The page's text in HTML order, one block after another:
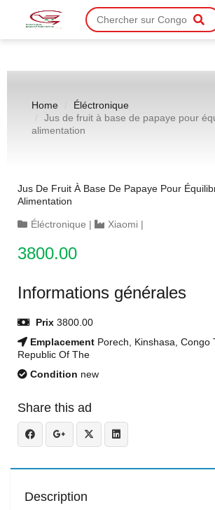
Home
Éléctronique
Jus de fruit à base de papaye pour
alimentation
Jus De Fruit À Base De Papaye Pour
Alimentation
Éléctronique | Xiaomi |
3800.00
Informations générales
Prix 3800.00
Emplacement Porech, Kinshasa, Congo
Republic Of The
Condition new
Share this ad
Description